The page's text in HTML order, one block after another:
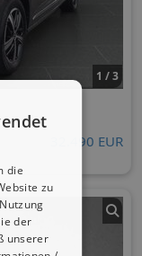
1 / 3
32.490 EUR
die
zu
der
unserer